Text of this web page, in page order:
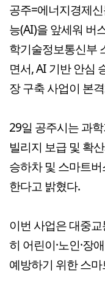
공주=에너지경제
능(AI)을 앞세워 버
학기술정보통신부
면서, AI 기반 안심
장 구축 사업이 본
29일 공주시는 과
빌리지 보급 및 확
승하차 및 스마트
한다고 밝혔다.
이번 사업은 대중
히 어린이·노인·장
예방하기 위한 스